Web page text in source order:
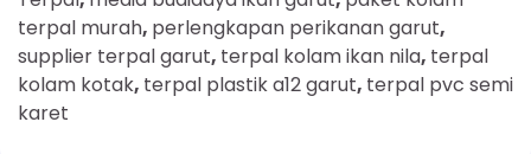
terpal murah, perlengkapan perikanan garut,
supplier terpal garut, terpal kolam ikan nila, terpal
kolam kotak, terpal plastik a12 garut, terpal pvc semi
karet